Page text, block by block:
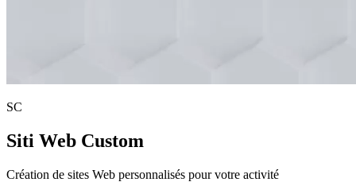
SC
Siti Web Custom
Création de sites Web personnalisés pour votre activité